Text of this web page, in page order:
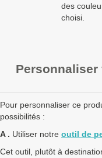
des
choisi.
Personnaliser
Pour personnaliser ce
possibilités :
A . Utiliser notre outil de
Cet outil, plutôt à